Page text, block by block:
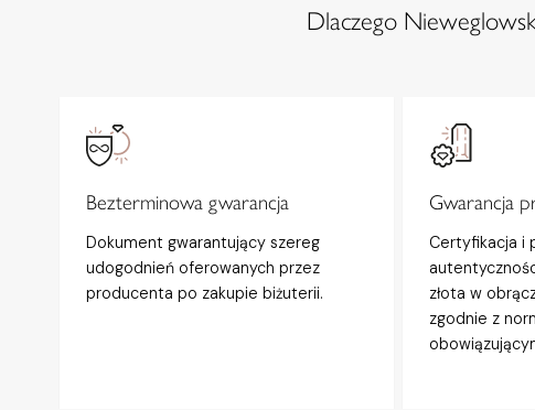
Dlaczego
Bezterminowa gwarancja
Dokument gwarantujący szereg
udogodnień oferowanych przez
producenta po zakupie biżuterii.
Gwarancja
Certyfikacja i
złota w
zgodnie z